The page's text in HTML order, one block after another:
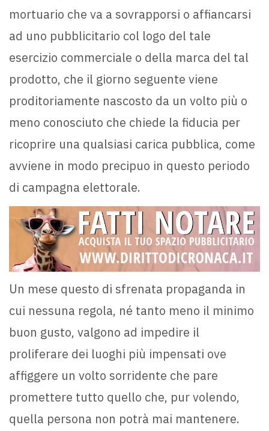
mortuario che va a sovrapporsi o affiancarsi
ad uno pubblicitario col logo del tale
esercizio commerciale o della marca del tal
prodotto, che il giorno seguente viene
proditoriamente nascosto da un volto più o
meno conosciuto che chiede la fiducia per
ricoprire una qualsiasi carica pubblica, come
avviene in modo precipuo in questo periodo
di campagna elettorale.
Un mese questo di sfrenata propaganda in
cui nessuna regola, né tanto meno il minimo
buon gusto, valgono ad impedire il
proliferare dei luoghi più impensati ove
affiggere un volto sorridente che pare
promettere tutto quello che, pur volendo,
quella persona non potrà mai mantenere.